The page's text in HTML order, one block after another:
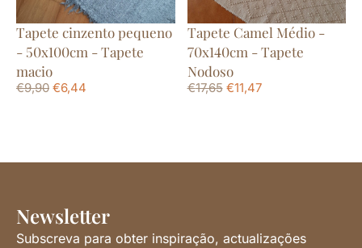
Tapete cinzento pequeno
- 50x100cm - Tapete
macio
€9,90 €6,44
Tapete Camel Médio -
70x140cm - Tapete
Nodoso
€17,65 €11,47
Newsletter
Subscreva para obter inspiração, actualizações